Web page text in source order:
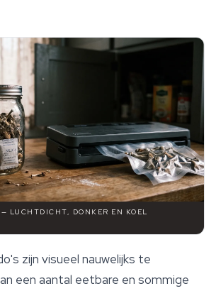
LUCHTDICHT, DONKER EN KOEL
zijn visueel nauwelijks te
een aantal eetbare en sommige